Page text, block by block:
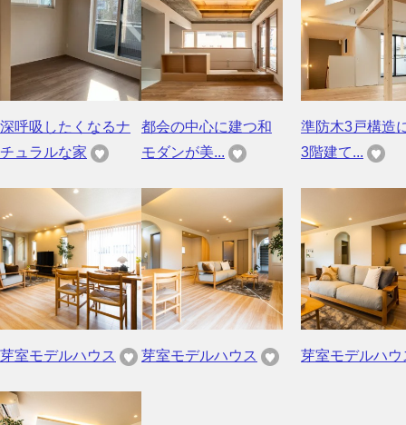
深呼吸したくなるナ
チュラルな家
都会の中心に建つ和
モダンが美...
準防木3戸構造
3階建て...
芽室モデルハウス 芽室モデルハウス 芽室モデルハウ